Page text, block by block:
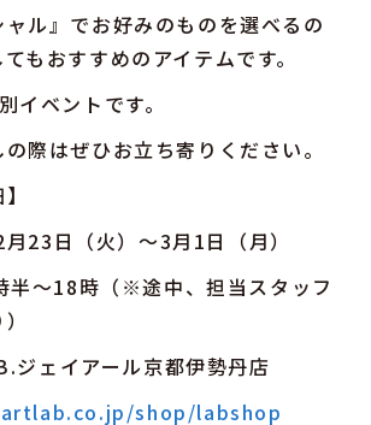
ル』でお好みのものを選べるの
もおすすめのアイテムです。
イベントです。
際はぜひお立ち寄りください。
23日（火）～3月1日（月）
半～18時（※途中、担当スタッフ
ジェイアール京都伊勢丹店
shop/labshop